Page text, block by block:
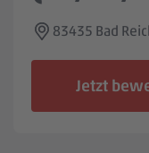
83435 Bad
Jetzt